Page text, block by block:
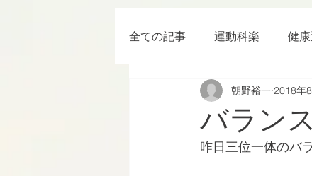
全ての記事 運動科楽 健
ちょっと楽 (Entertainment) な
RWC2019 ラグビー
バラン
朝野裕一 2018年
昨日三位一体のバ